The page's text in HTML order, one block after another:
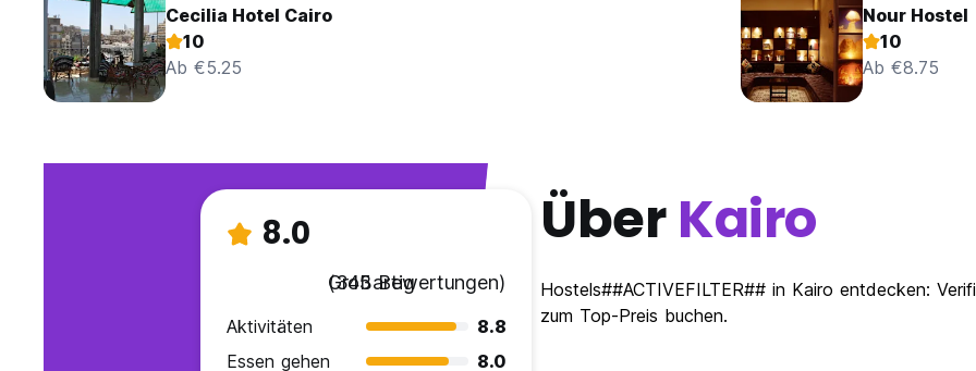
Cecilia Hotel Cairo
10
Ab €5.25
Nour Hostel
10
Ab €8.75
8.0
Großartig
(345 Bewertungen)
Aktivitäten
8.8
Essen gehen
8.0
ÜberKairo
Hostels##ACTIVEFILTER## in Kairo entdecken:
zum Top-Preis buchen.